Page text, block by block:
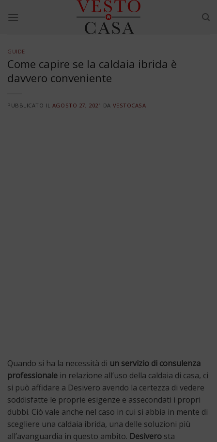
GUIDE
Come capire se la caldaia ibrida è
davvero conveniente
PUBBLICATO IL AGOSTO 27, 2021 DA VESTOCASA
Quando si ha la necessità di un servizio di consulenza
professionale in relazione all’uso della caldaia di casa, ci
si può affidare a Desivero avendo la certezza di vedere
soddisfatte le proprie esigenze e assecondati i propri
dubbi. Ciò vale anche nel caso in cui si abbia in mente di
scegliere una caldaia ibrida, una delle soluzioni più
all’avanguardia in questo ambito. Desivero sta